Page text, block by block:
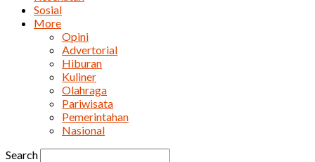
Sosial
More
Opini
Advertorial
Hiburan
Kuliner
Olahraga
Pariwisata
Pemerintahan
Nasional
Search